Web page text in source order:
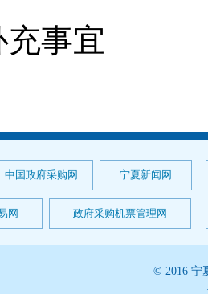
事宜
中国政府采购网 宁夏新闻网
网 政府采购机票管理网
© 2016 宁